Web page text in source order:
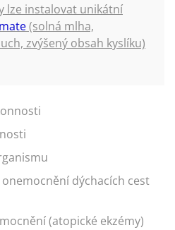
lze instalovat unikátní
(solná mlha,
zvýšený obsah kyslíku)
dýchacích cest
(atopické ekzémy)